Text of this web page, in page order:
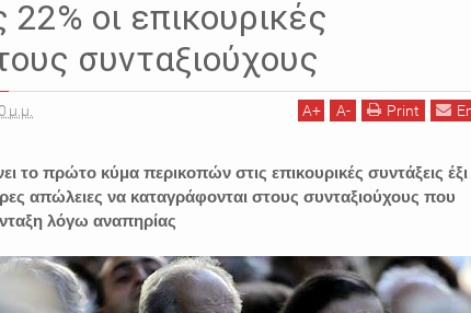
οι επικουρικές
συνταξιούχους
μ.μ. A+ A- Print
το πρώτο κύμα περικοπών στις επικουρικές συντάξεις έξι
απώλειες να καταγράφονται στους συνταξιούχους που
λόγω αναπηρίας